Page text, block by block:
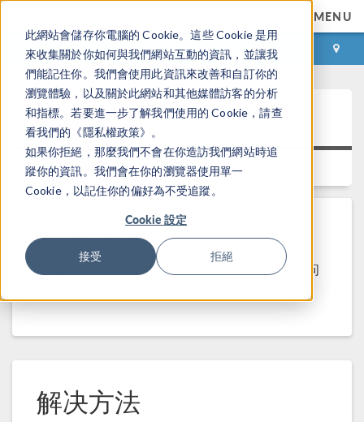
此網站會儲存你電腦的 Cookie。這些 Cookie 是用
來收集關於你如何與我們網站互動的資訊，並讓我
們能記住你。我們會使用此資訊來改善和自訂你的
瀏覽體驗，以及關於此網站和其他媒體訪客的分析
和指標。若要進一步了解我們使用的 Cookie，請查
看我們的《隱私權政策》。
如果你拒絕，那麼我們不會在你造訪我們網站時追
蹤你的資訊。我們會在你的瀏覽器使用單一
Cookie，以記住你的偏好為不受追蹤。
Cookie 設定
接受 拒絕
MENU
登录 咨询与购买
图形问题故障排除
适用平台: 所有平台适用版本:所有版本
问题描述
在使用 COMSOL Multiphysics 时遇到图形显示问
解决方法